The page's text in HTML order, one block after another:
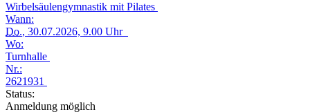
Wirbelsäulengymnastik mit Pilates
Wann:
Do., 30.07.2026, 9.00 Uhr
Wo:
Turnhalle
Nr.:
2621931
Status:
Anmeldung möglich